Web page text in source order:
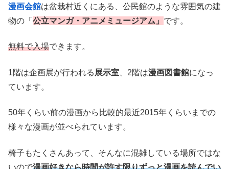
漫画会館は盆栽村近くにある、公民館のような雰囲気の建
物の「 公立マンガ・アニメミュージアム」 です。
無料で入場できます。
1階は企画展が行われる 展示室 、2階は漫画図書館になっ
ています。
50年くらい前の漫画から比較的最近2015年くらいまでの
様々な漫画が並べられています。
椅子もたくさんあって、そんなに混雑している場所ではな
いので漫画好きなら時間が許す限りずっと漫画を読んでい